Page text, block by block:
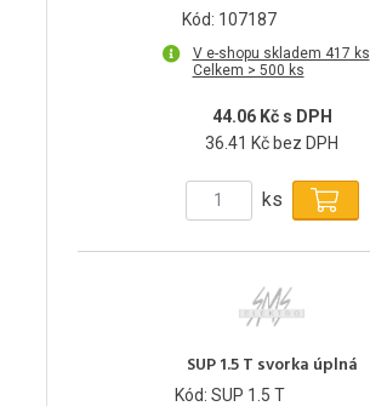
Kód: 107187
V e-shopu skladem 417 ks
Celkem > 500 ks
44.06 Kč s DPH
36.41 Kč bez DPH
ks
SUP 1.5 T svorka úplná
Kód: SUP 1.5 T